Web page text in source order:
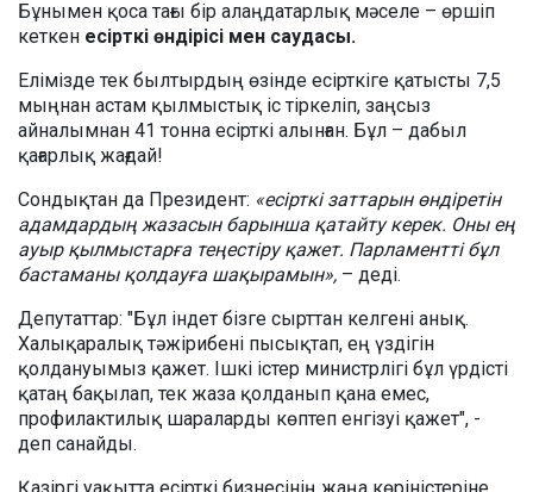
Бұнымен қоса тағы бір алаңдатарлық мәселе – өршіп
кеткен есірткі өндірісі мен саудасы.
Елімізде тек былтырдың өзінде есірткіге қатысты 7,5
мыңнан астам қылмыстық іс тіркеліп, заңсыз
айналымнан 41 тонна есірткі алынған. Бұл – дабыл
қағарлық жағдай!
Сондықтан да Президент: «есірткі заттарын өндіретін
адамдардың жазасын барынша қатайту керек. Оны ең
ауыр қылмыстарға теңестіру қажет. Парламентті бұл
бастаманы қолдауға шақырамын», – деді.
Депутаттар: "Бұл індет бізге сырттан келгені анық.
Халықаралық тәжірибені пысықтап, ең үздігін
қолдануымыз қажет. Ішкі істер министрлігі бұл үрдісті
қатаң бақылап, тек жаза қолданып қана емес,
профилактилық шараларды көптеп енгізуі қажет", -
деп санайды.